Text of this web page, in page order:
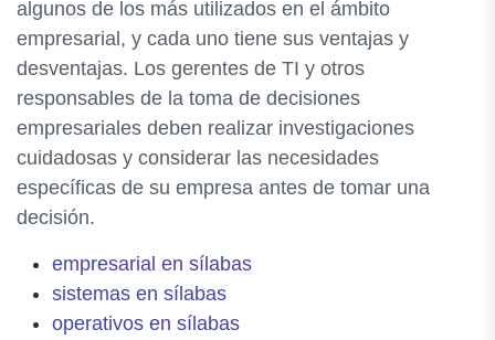
algunos de los más utilizados en el ámbito
empresarial, y cada uno tiene sus ventajas y
desventajas. Los gerentes de TI y otros
responsables de la toma de decisiones
empresariales deben realizar investigaciones
cuidadosas y considerar las necesidades
específicas de su empresa antes de tomar una
decisión.
empresarial en sílabas
sistemas en sílabas
operativos en sílabas